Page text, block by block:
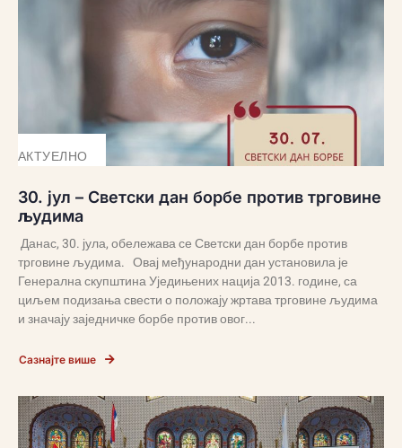
АКТУЕЛНО
30. јул – Светски дан борбе против трговине
људима
Данас, 30. јула, обележава се Светски дан борбе против
трговине људима. Овај међународни дан установила је
Генерална скупштина Уједињених нација 2013. године, са
циљем подизања свести о положају жртава трговине људима
и значају заједничке борбе против овог...
Сазнајте више